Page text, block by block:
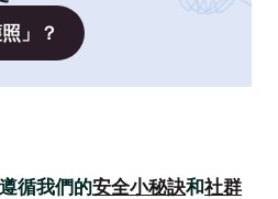
」？
循我們的安全小秘訣和社群